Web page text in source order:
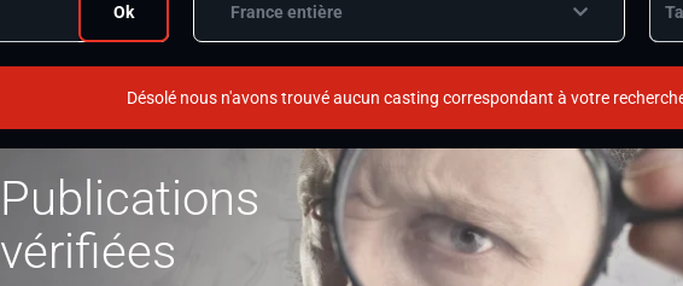
Ok France entière
Désolé nous n'avons trouvé aucun casting correspondant à votre
Publications
vérifiées